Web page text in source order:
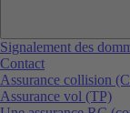
Signalement des
Contact
Assurance collision
Assurance vol (TP)